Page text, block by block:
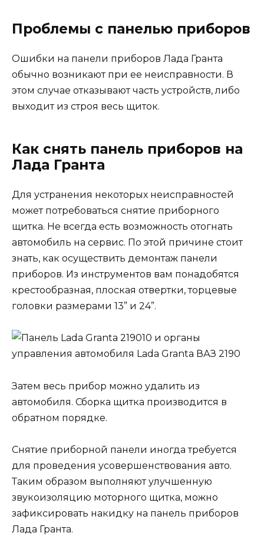
Проблемы с панелью приборов
Ошибки на панели приборов Лада Гранта
обычно возникают при ее неисправности. В
этом случае отказывают часть устройств, либо
выходит из строя весь щиток.
Как снять панель приборов на
Лада Гранта
Для устранения некоторых неисправностей
может потребоваться снятие приборного
щитка. Не всегда есть возможность отогнать
автомобиль на сервис. По этой причине стоит
знать, как осуществить демонтаж панели
приборов. Из инструментов вам понадобятся
крестообразная, плоская отвертки, торцевые
головки размерами 13” и 24”.
Затем весь прибор можно удалить из
автомобиля. Сборка щитка производится в
обратном порядке.
Снятие приборной панели иногда требуется
для проведения усовершенствования авто.
Таким образом выполняют улучшенную
звукоизоляцию моторного щитка, можно
зафиксировать накидку на панель приборов
Лада Гранта.